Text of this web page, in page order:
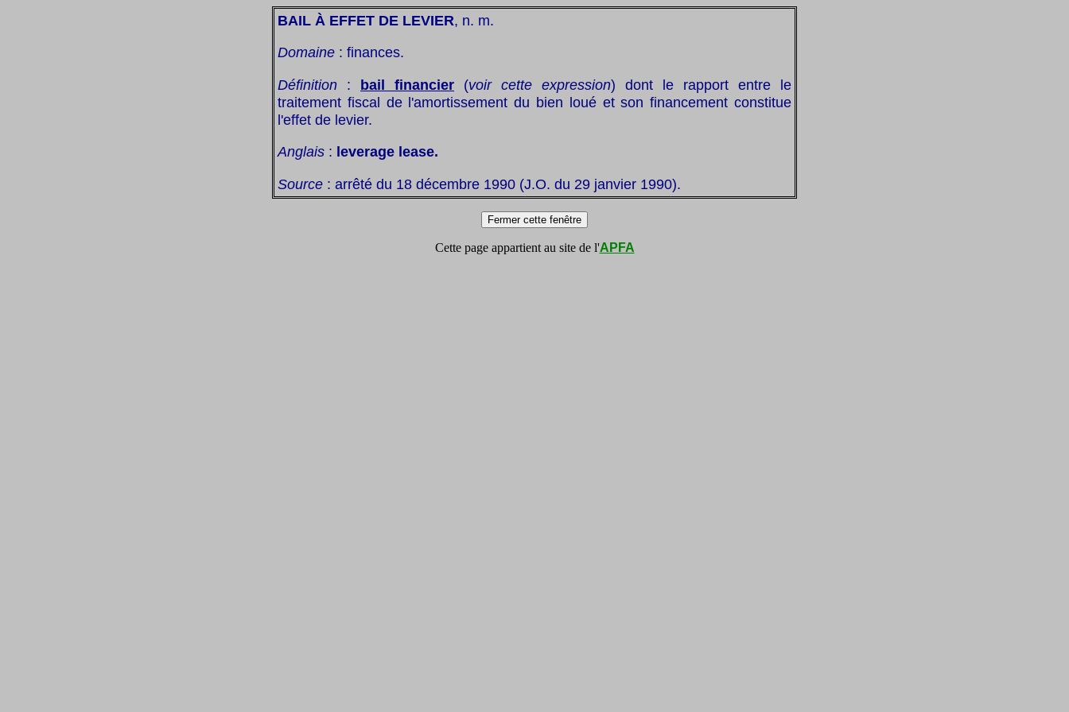
BAIL À EFFET DE LEVIER, n. m.
Domaine : finances.
Définition : bail financier (voir cette expression) dont le rapport entre le
traitement fiscal de l'amortissement du bien loué et son financement constitue
l'effet de levier.
Anglais : leverage lease.
Source : arrêté du 18 décembre 1990 (J.O. du 29 janvier 1990).
Cette page appartient au site de l'APFA